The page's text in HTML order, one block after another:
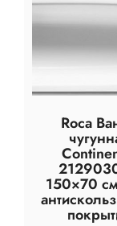
Roca
150×70